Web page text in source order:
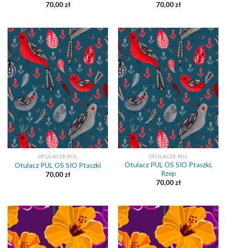
70,00 zł
70,00 zł
OTULACZE PUL
Otulacz PUL OS SIO Ptaszki
70,00 zł
OTULACZE PUL
Otulacz PUL OS SIO Ptaszki,
Rzep
70,00zł